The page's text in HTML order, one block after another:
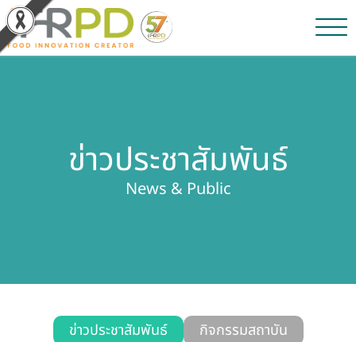
ผลิตภัณฑ์และจำหน่าย
เกี่ยวกับสถาบัน
บุคลากรสถาบัน
ข่าวประชาสัมพันธ์
News & Public
ข่าวประชาสัมพันธ์
กิจกรรมสถาบัน